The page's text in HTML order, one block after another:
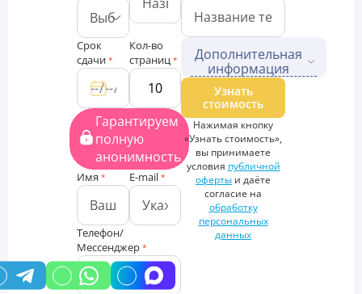
Срок
сдачи *
Кол-во
страниц *
Гарантируем
полную
анонимность
Имя * E-mail *
Телефон/
Мессенджер *
Дополнительная
информация
Дополнительные файлы
Загрузить
файлы
Дополнительная
информация
Узнать
стоимость
Нажимая кнопку
«Узнать стоимость»,
вы принимаете
условия публичной
оферты и даёте
согласие на
обработку
персональных
данных